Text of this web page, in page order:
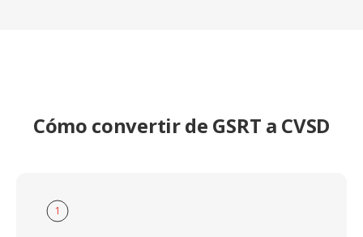
Cómo convertir de GSRT a CVSD
1